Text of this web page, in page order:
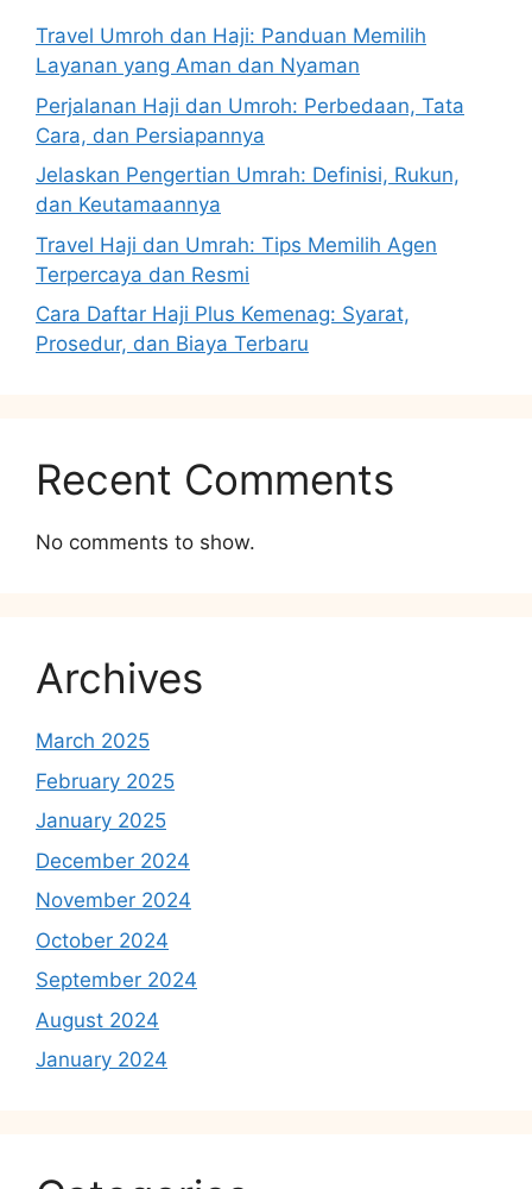
Travel Umroh dan Haji: Panduan Memilih
Layanan yang Aman dan Nyaman
Perjalanan Haji dan Umroh: Perbedaan, Tata
Cara, dan Persiapannya
Jelaskan Pengertian Umrah: Definisi, Rukun,
dan Keutamaannya
Travel Haji dan Umrah: Tips Memilih Agen
Terpercaya dan Resmi
Cara Daftar Haji Plus Kemenag: Syarat,
Prosedur, dan Biaya Terbaru
Recent Comments
No comments to show.
Archives
March 2025
February 2025
January 2025
December 2024
November 2024
October 2024
September 2024
August 2024
January 2024